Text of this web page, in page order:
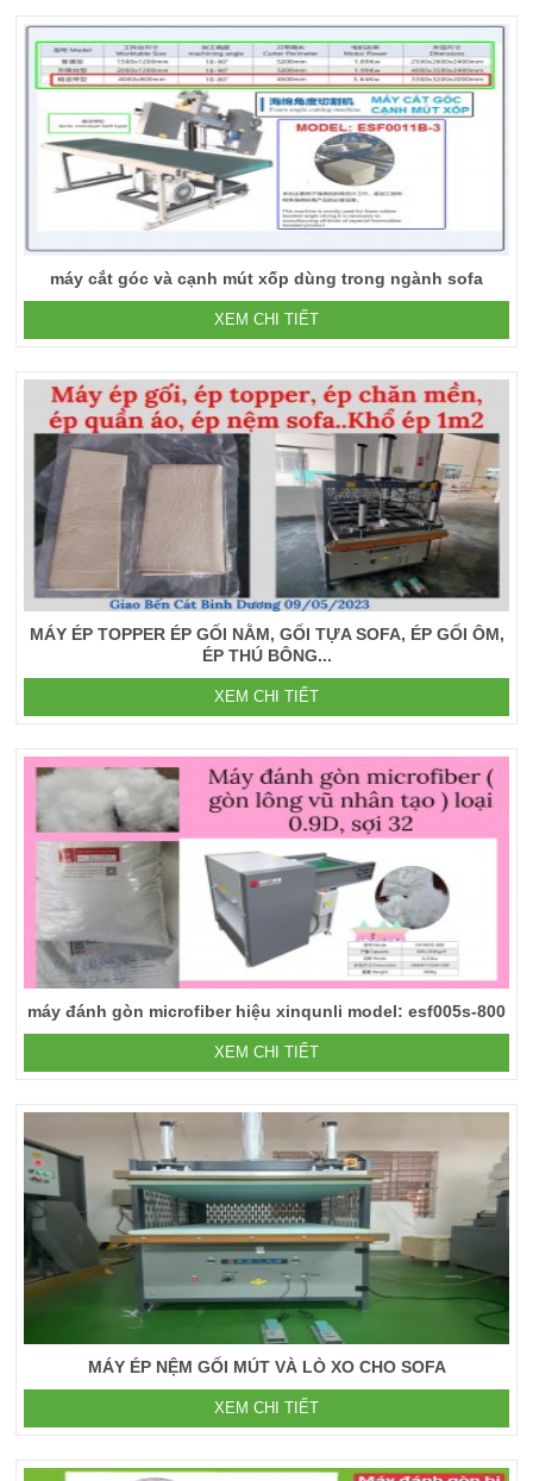
máy cắt góc và cạnh mút xốp dùng trong ngành sofa
XEM CHI TIẾT
MÁY ÉP TOPPER ÉP GỐI NẰM, GỐI TỰA SOFA, ÉP GỐI ÔM,
ÉP THÚ BÔNG...
XEM CHI TIẾT
máy đánh gòn microfiber hiệu xinqunli model: esf005s-800
XEM CHI TIẾT
MÁY ÉP NỆM GỐI MÚT VÀ LÒ XO CHO SOFA
XEM CHI TIẾT